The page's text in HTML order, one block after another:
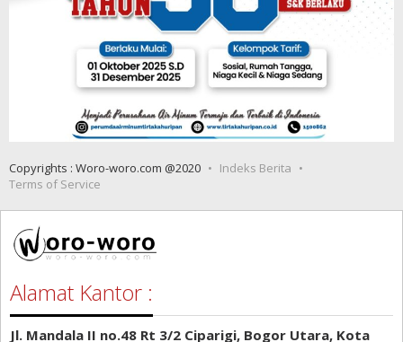
Copyrights : Woro-woro.com @2020
Indeks Berita
Terms of Service
Alamat Kantor :
Jl. Mandala II no.48 Rt 3/2 Ciparigi, Bogor Utara, Kota